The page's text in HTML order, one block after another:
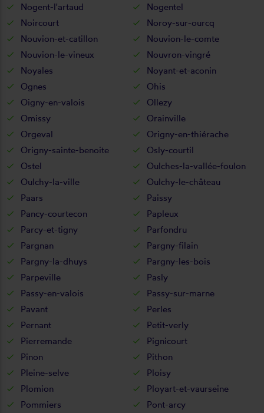
Nogent-l'artaud
Nogentel
Noircourt
Noroy-sur-ourcq
Nouvion-et-catillon
Nouvion-le-comte
Nouvion-le-vineux
Nouvron-vingré
Noyales
Noyant-et-aconin
Ognes
Ohis
Oigny-en-valois
Ollezy
Omissy
Orainville
Orgeval
Origny-en-thiérache
Origny-sainte-benoite
Osly-courtil
Ostel
Oulches-la-vallée-foulon
Oulchy-la-ville
Oulchy-le-château
Paars
Paissy
Pancy-courtecon
Papleux
Parcy-et-tigny
Parfondru
Pargnan
Pargny-filain
Pargny-la-dhuys
Pargny-les-bois
Parpeville
Pasly
Passy-en-valois
Passy-sur-marne
Pavant
Perles
Pernant
Petit-verly
Pierremande
Pignicourt
Pinon
Pithon
Pleine-selve
Ploisy
Plomion
Ployart-et-vaurseine
Pommiers
Pont-arcy